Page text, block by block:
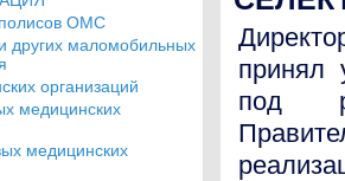
ОМС
других маломобильных
организаций
медицинских
медицинских
принял
под